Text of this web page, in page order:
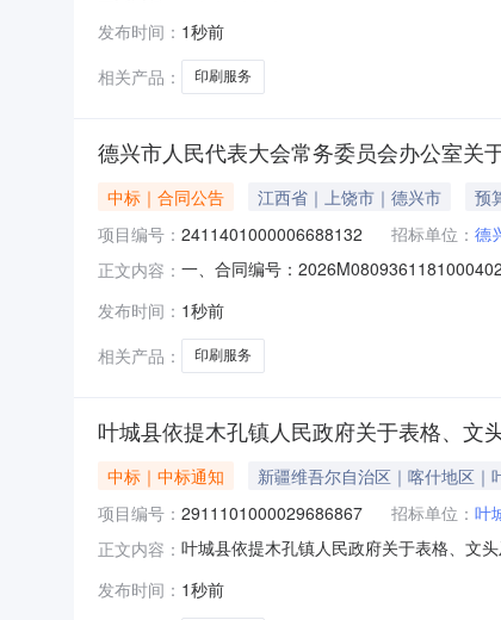
字店地址：江西省上饶市德兴市德兴市银
发布时间： 1秒前
相关产品：
印刷服务
德兴市人民代表大会常务委员会办公室关
中标｜合同公告 江西省｜上饶市｜德兴市 预
项目编号： 2411401000006688132 招标单位： 德
正文内容： 一、合同编号：
址：江西省上饶市德兴市德兴市银城镇朝
发布时间： 1秒前
相关产品：
印刷服务
叶城县依提木孔镇人民政府关于表格、文
中标｜中标通知 新疆维吾尔自治区｜喀什地区｜
项目编号： 2911101000029686867 招标单位： 叶
正文内容： 叶城县依提木孔镇人民政府关于表格、文
采购计划文号:采购计划金额（元）:项目
发布时间： 1秒前